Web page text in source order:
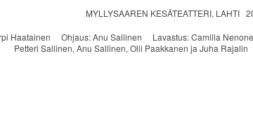
MYLLYSAAREN KESÄTEATTERI, LAHTI
Haatainen Ohjaus: Anu Sallinen Lavastus: Camilla
Petteri Sallinen, Anu Sallinen, Olli Paakkanen ja Juha